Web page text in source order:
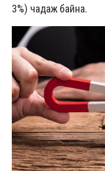
3%) чадаж байна.